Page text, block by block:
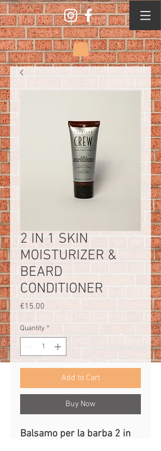
2 IN 1 SKIN
MOISTURIZER &
BEARD
CONDITIONER
€15.00
Quantity *
Add to Cart
Buy Now
Balsamo per la barba 2 in